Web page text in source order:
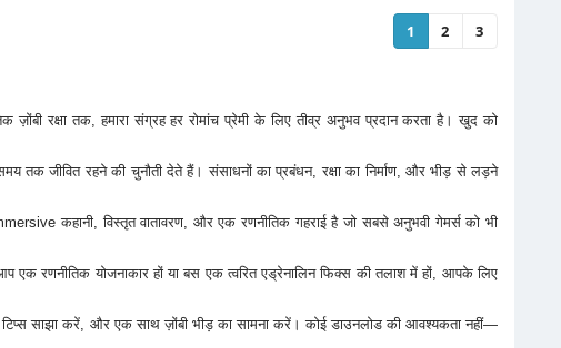
1 2 3
रक्षा तक, हमारा संग्रह हर रोमांच प्रेमी के लिए तीव्र अनुभव प्रदान करता है। खुद को
तक जीवित रहने की चुनौती देते हैं। संसाधनों का प्रबंधन, रक्षा का निर्माण, और भीड़ से लड़ने
कहानी, विस्तृत वातावरण, और एक रणनीतिक गहराई है जो सबसे अनुभवी गेमर्स को भी
रणनीतिक योजनाकार हों या बस एक त्वरित एड्रेनालिन फिक्स की तलाश में हों, आपके लिए
साझा करें, और एक साथ ज़ोंबी भीड़ का सामना करें। कोई डाउनलोड की आवश्यकता नहीं—